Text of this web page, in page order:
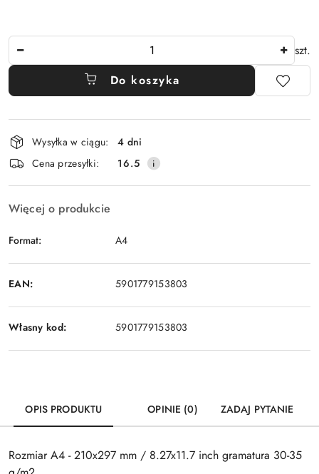
szt.
Do koszyka
Dostępność
i
dostawa
Wysyłka w ciągu:
4 dni
Cena przesyłki:
16.5
Więcej o produkcie
Format: A4
EAN: 5901779153803
Własny kod: 5901779153803
OPIS PRODUKTU OPINIE (0) ZADAJ PYTANIE
Rozmiar A4 - 210x297 mm / 8.27x11.7 inch gramatura 30-35